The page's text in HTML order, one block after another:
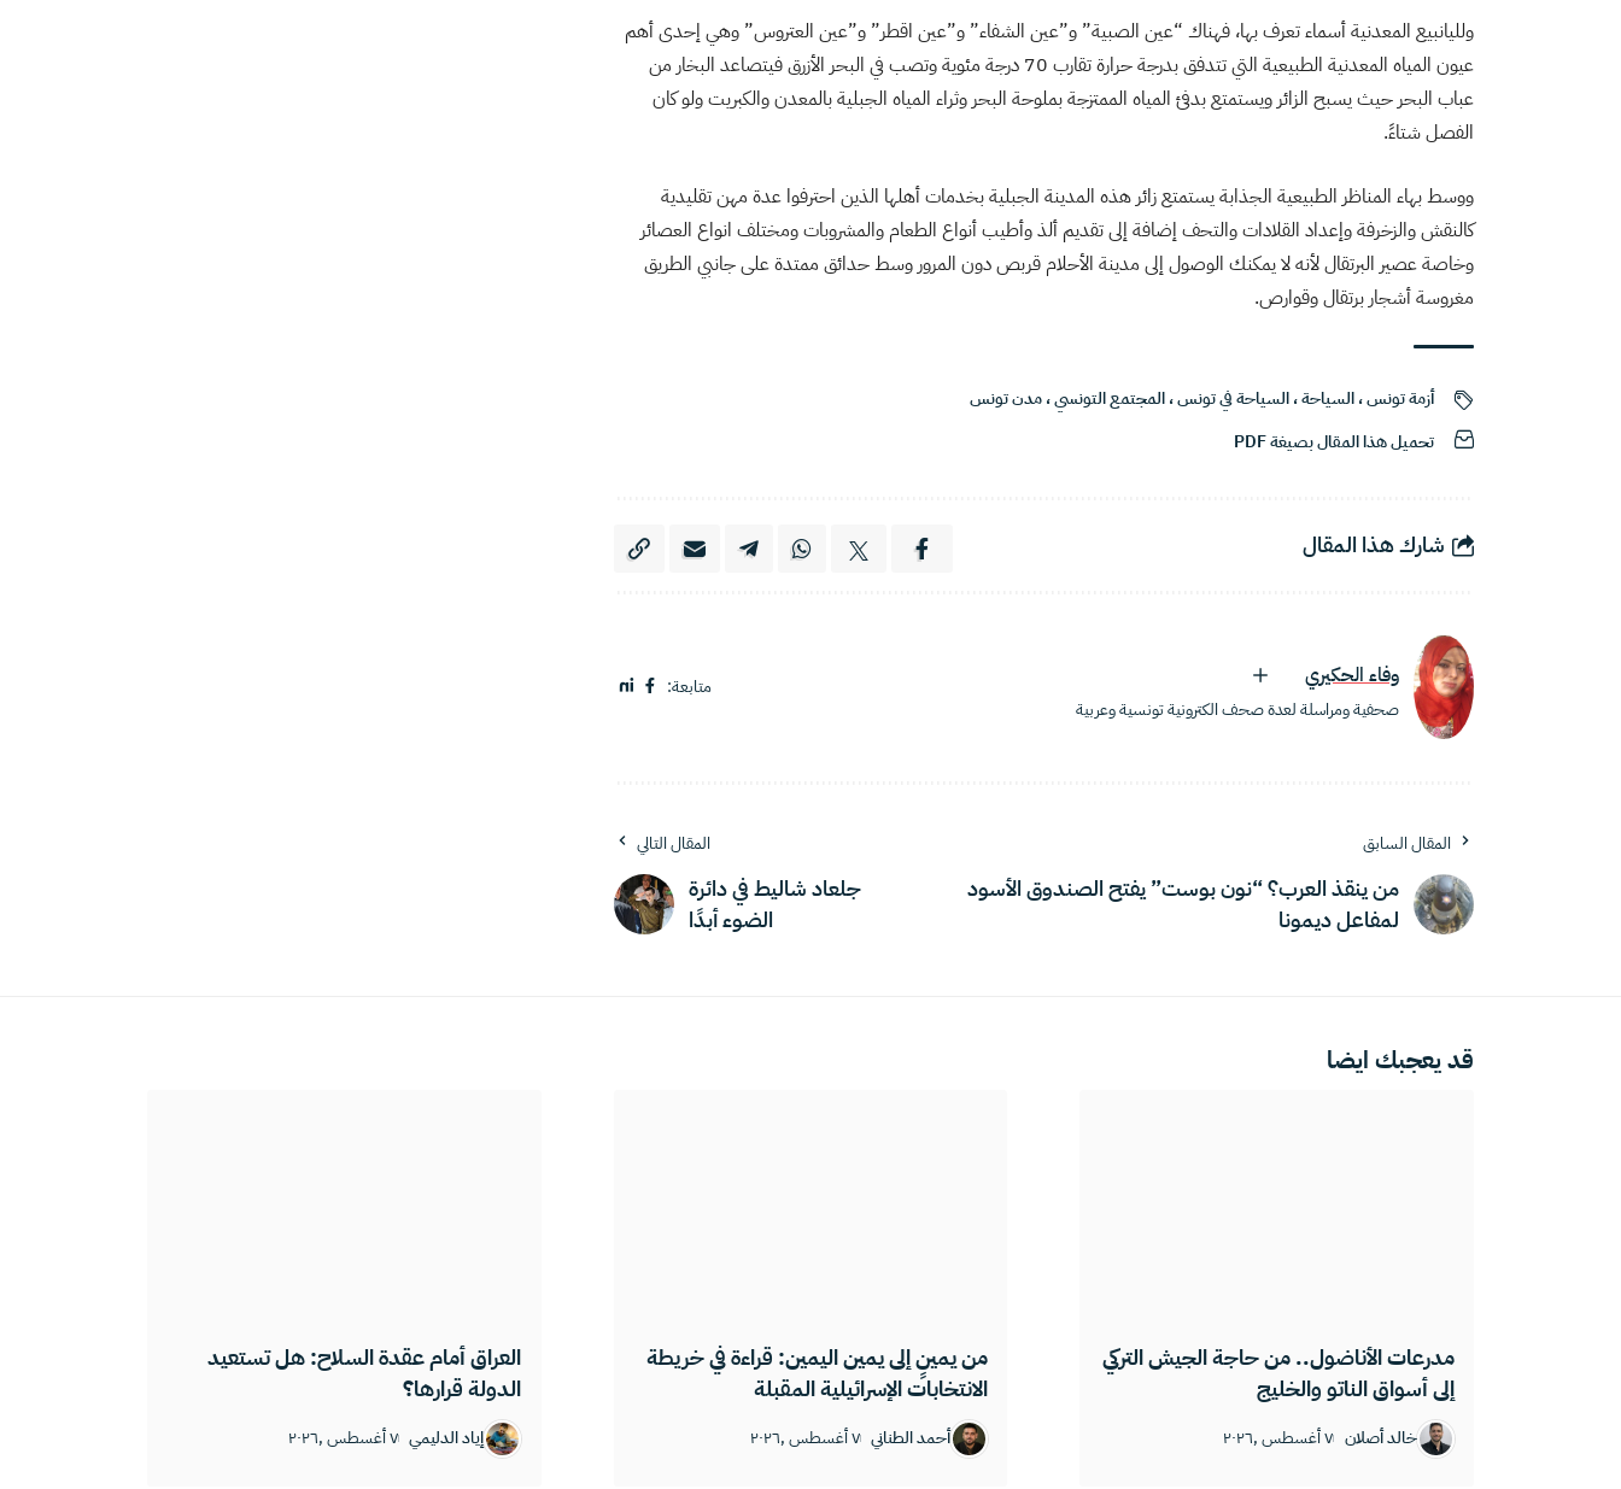
ولليانبيع المعدنية أسماء تعرف بها، فهناك “عين الصبية” و”عين الشفاء” و”عين اقطر” و”عين العتروس” وهي إحدى أهم
عيون المياه المعدنية الطبيعية التي تتدفق بدرجة حرارة تقارب 70 درجة مئوية وتصب في البحر الأزرق فيتصاعد البخار من
عباب البحر حيث يسبح الزائر ويستمتع بدفئ المياه الممتزجة بملوحة البحر وثراء المياه الجبلية بالمعدن والكبريت ولو كان
الفصل شتاءً.
ووسط بهاء المناظر الطبيعية الجذابة يستمتع زائر هذه المدينة الجبلية بخدمات أهلها الذين احترفوا عدة مهن تقليدية
كالنقش والزخرفة وإعداد القلادات والتحف إضافة إلى تقديم ألذ وأطيب أنواع الطعام والمشروبات ومختلف انواع العصائر
وخاصة عصير البرتقال لأنه لا يمكنك الوصول إلى مدينة الأحلام قربص دون المرور وسط حدائق ممتدة على جانبي الطريق
مغروسة أشجار برتقال وقوارص.
أزمة تونس،السياحة،السياحة في تونس،المجتمع التونسي،مدن تونس
تحميل هذا المقال بصيغة PDF
شارك هذا المقال
وفاء الحكيري
صحفية ومراسلة لعدة صحف الكترونية تونسية وعربية
متابعة:
المقال السابق
من ينقذ العرب؟ “نون بوست” يفتح الصندوق الأسود
لمفاعل ديمونا
المقال التالي
جلعاد شاليط في دائرة
الضوء أبدًا
قد يعجبك ايضا
مدرعات الأناضول.. من حاجة الجيش التركي
إلى أسواق الناتو والخليج
خالد أصلان ٧ أغسطس ,٢٠٢٦
من يمينٍ إلى يمين اليمين: قراءة في خريطة
الانتخابات الإسرائيلية المقبلة
أحمد الطناني ٧ أغسطس ,٢٠٢٦
العراق أمام عقدة السلاح: هل تستعيد
الدولة قرارها؟
إياد الدليمي ٧ أغسطس ,٢٠٢٦